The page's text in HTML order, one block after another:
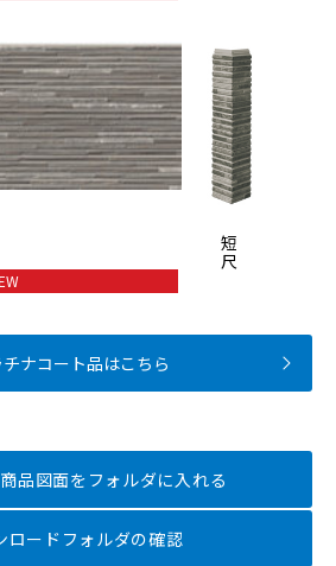
短
尺
ナコート品はこちら
品図面を フォルダに入れる
ロードフォルダの確認